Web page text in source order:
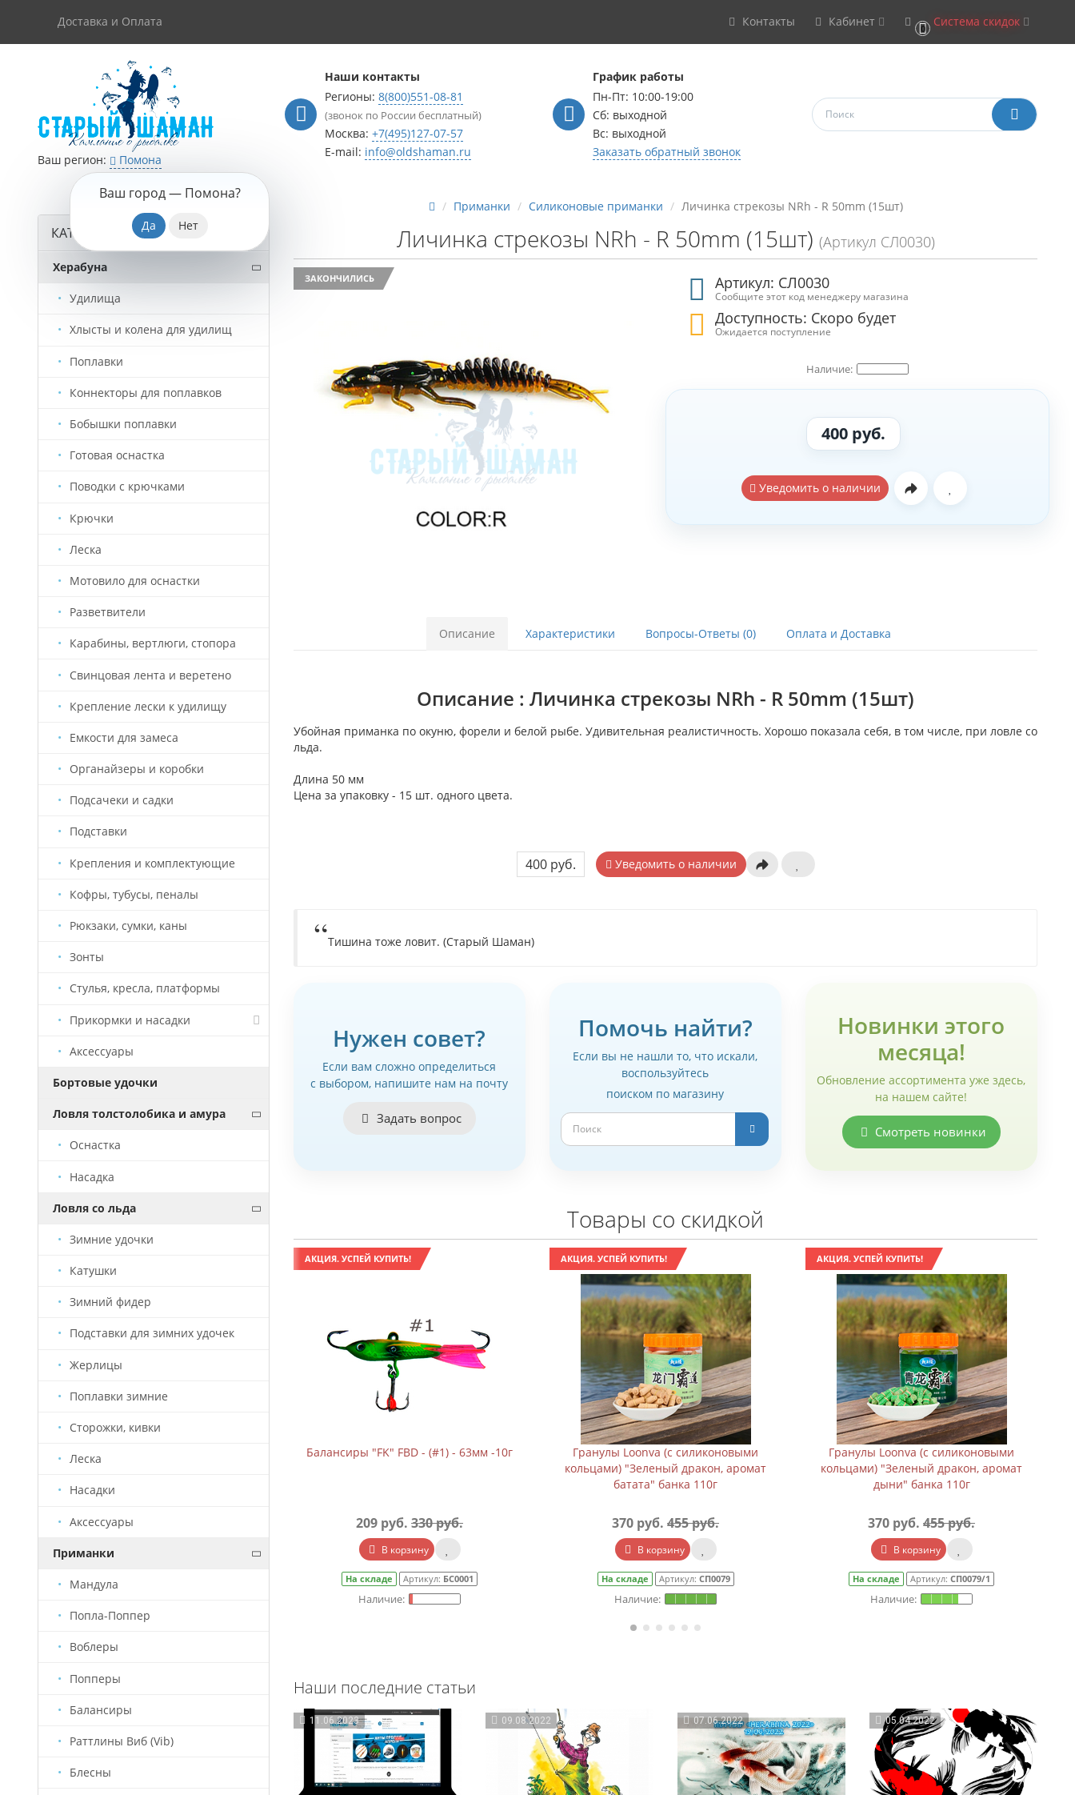
Доставка и Оплата Контакты Кабинет 0 Система скидок
Ваш регион: Помона
Ваш город — Помона?
Наши контакты
Регионы: 8(800)551-08-81
(звонок по России бесплатный)
Москва: +7(495)127-07-57
E-mail: info@oldshaman.ru
График работы
Пн-Пт: 10:00-19:00
Сб: выходной
Вс: выходной
Заказать обратный звонок
КАТАЛОГ ТОВАРОВ
Херабуна
Удилища
Хлысты и колена для удилищ
Поплавки
Коннекторы для поплавков
Бобышки поплавки
Готовая оснастка
Поводки с крючками
Крючки
Леска
Мотовило для оснастки
Разветвители
Карабины, вертлюги, стопора
Свинцовая лента и веретено
Крепление лески к удилищу
Емкости для замеса
Органайзеры и коробки
Подсачеки и садки
Подставки
Крепления и комплектующие
Кофры, тубусы, пеналы
Рюкзаки, сумки, каны
Зонты
Стулья, кресла, платформы
Прикормки и насадки
Насадки Старый Призрак
Аксессуары
Бортовые удочки
Ловля толстолобика и амура
Оснастка
Насадка
Ловля со льда
Зимние удочки
Катушки
Зимний фидер
Подставки для зимних удочек
Жерлицы
Поплавки зимние
Сторожки, кивки
Леска
Насадки
Аксессуары
Приманки
Мандула
Попла-Поппер
Воблеры
Попперы
Балансиры
Раттлины Виб (Vib)
Блесны
Приманки Силиконовые приманки Личинка стрекозы NRh - R 50mm (15шт)
Личинка стрекозы NRh - R 50mm (15шт) (Артикул СЛ0030)
ЗАКОНЧИЛИСЬ Артикул: СЛ0030
Сообщите этот код менеджеру магазина
Доступность: Скоро будет
Ожидается поступление
400 руб.
Уведомить о наличии
Описание Характеристики Вопросы-Ответы (0) Оплата и Доставка
Описание : Личинка стрекозы NRh - R 50mm (15шт)
Убойная приманка по окуню, форели и белой рыбе. Удивительная реалистичность. Хорошо показала себя, в том числе, при ловле со
льда.
Длина 50 мм
Цена за упаковку - 15 шт. одного цвета.
400 руб. Уведомить о наличии
Тишина тоже ловит. (Старый Шаман)
Нужен совет?
Если вам сложно определиться
с выбором, напишите нам на почту
Задать вопрос
Помочь найти?
Если вы не нашли то, что искали,
воспользуйтесь
поиском по магазину
Новинки этого
месяца!
Обновление ассортимента уже здесь,
на нашем сайте!
Смотреть новинки
Товары со скидкой
209 руб.
АКЦИЯ. УСПЕЙ КУПИТЬ!
Балансиры "FK" FBD - (#1) - 63мм -10г
209 руб. 330 руб.
В корзину
На складе Артикул: БС0001
АКЦИЯ. УСПЕЙ КУПИТЬ!
Гранулы Loonva (с силиконовыми
кольцами) "Зеленый дракон, аромат
батата" банка 110г
370 руб. 455 руб.
В корзину
На складе Артикул: СП0079
АКЦИЯ. УСПЕЙ КУПИТЬ!
Гранулы Loonva (с силиконовыми
кольцами) "Зеленый дракон, аромат
дыни" банка 110г
370 руб. 455 руб.
В корзину
На складе Артикул: СП0079/1
Наши последние статьи
11.06.2023 09.08.2022 07.06.2022 05.04.2022